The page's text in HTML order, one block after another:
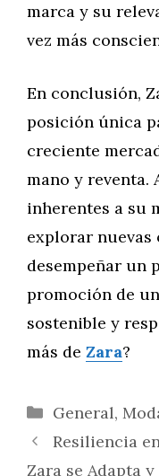
marca y su
vez más
En conclusión,
posición única
creciente
mano y reventa.
inherentes a su
explorar nuevas
desempeñar un
promoción de
sostenible y
más de Zara?
Categorías
General,
Resiliencia
Zara se Adapta